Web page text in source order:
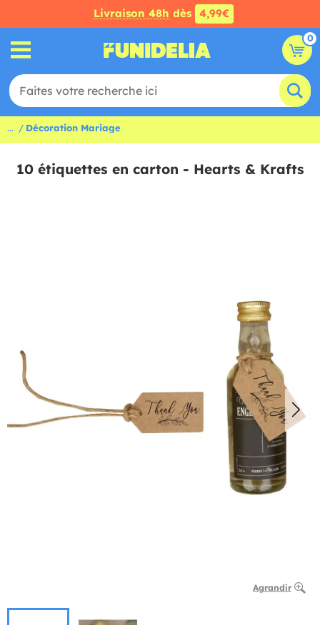
Livraison 48h dès 4,99€
0
... Décoration Mariage
10 étiquettes en carton - Hearts & Krafts
Agrandir